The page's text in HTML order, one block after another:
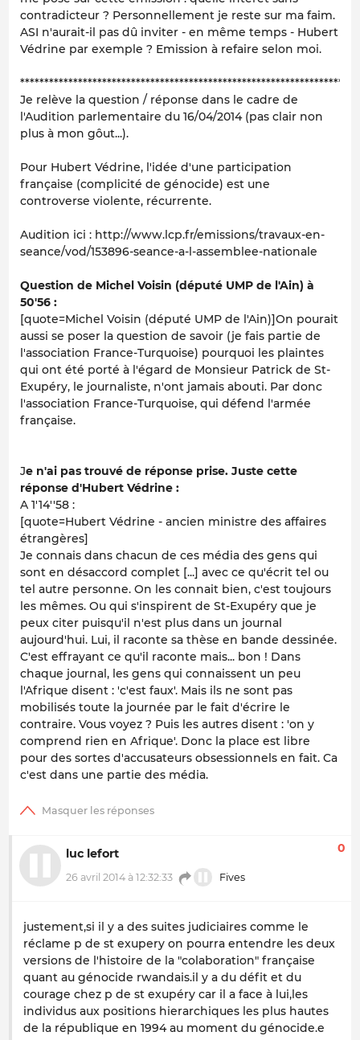
contradicteur ? Personnellement je reste sur ma faim.
ASI n'aurait-il pas dû inviter - en même temps - Hubert
Védrine par exemple ? Emission à refaire selon moi.
Je relève la question / réponse dans le cadre de
l'Audition parlementaire du 16/04/2014 (pas clair non
plus à mon gôut...).
Pour Hubert Védrine, l'idée d'une participation
française (complicité de génocide) est une
controverse violente, récurrente.
Audition ici : http://www.lcp.fr/emissions/travaux-en-
seance/vod/153896-seance-a-l-assemblee-nationale
Question de Michel Voisin (député UMP de l'Ain) à
50'56 :
[quote=Michel Voisin (député UMP de l'Ain)]On pourait
aussi se poser la question de savoir (je fais partie de
l'association France-Turquoise) pourquoi les plaintes
qui ont été porté à l'égard de Monsieur Patrick de St-
Exupéry, le journaliste, n'ont jamais abouti. Par donc
l'association France-Turquoise, qui défend l'armée
française.
Je n'ai pas trouvé de réponse prise. Juste cette
réponse d'Hubert Védrine :
A 1'14''58 :
[quote=Hubert Védrine - ancien ministre des affaires
étrangères]
Je connais dans chacun de ces média des gens qui
sont en désaccord complet [...] avec ce qu'écrit tel ou
tel autre personne. On les connait bien, c'est toujours
les mêmes. Ou qui s'inspirent de St-Exupéry que je
peux citer puisqu'il n'est plus dans un journal
aujourd'hui. Lui, il raconte sa thèse en bande dessinée.
C'est effrayant ce qu'il raconte mais... bon ! Dans
chaque journal, les gens qui connaissent un peu
l'Afrique disent : 'c'est faux'. Mais ils ne sont pas
mobilisés toute la journée par le fait d'écrire le
contraire. Vous voyez ? Puis les autres disent : 'on y
comprend rien en Afrique'. Donc la place est libre
pour des sortes d'accusateurs obsessionnels en fait. Ca
c'est dans une partie des média.
luc lefort
26 avril 2014 à 12:32:33 Fives
0
justement,si il y a des suites judiciaires comme le
réclame p de st exupery on pourra entendre les deux
versions de l'histoire de la "colaboration" française
quant au génocide rwandais.il y a du défit et du
courage chez p de st exupéry car il a face à lui,les
individus aux positions hierarchiques les plus hautes
de la république en 1994 au moment du génocide.e